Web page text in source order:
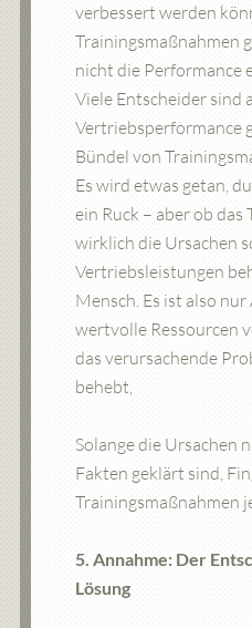
verbessert werden
Trainingsmaßnahmen
nicht die Performance
Viele Entscheider sind
Vertriebsperformance
Bündel von
Es wird etwas getan,
ein Ruck – aber ob
wirklich die Ursachen
Vertriebsleistungen
Mensch. Es ist also
wertvolle Ressourcen
das verursachende
behebt,
Solange die Ursachen
Fakten geklärt sind,
Trainingsmaßnahmen
5. Annahme: Der
Lösung